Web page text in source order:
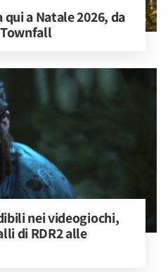
a Natale 2026, da
nei videogiochi,
di RDR2 alle